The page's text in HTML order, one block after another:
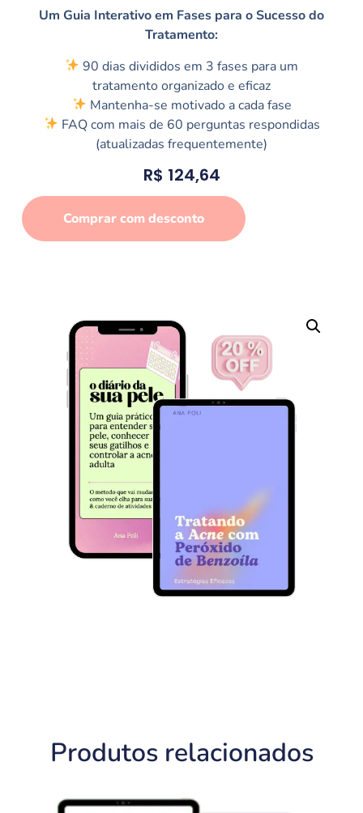
Um Guia Interativo em Fases para o Sucesso do
Tratamento:
90 dias divididos em 3 fases para um
tratamento organizado e eficaz
Mantenha-se motivado a cada fase
FAQ com mais de 60 perguntas respondidas
(atualizadas frequentemente)
R$ 124,64
Comprar com desconto
Produtos relacionados